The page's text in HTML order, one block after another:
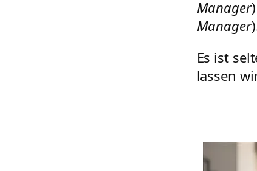
Manager
Manager
Es ist
lassen